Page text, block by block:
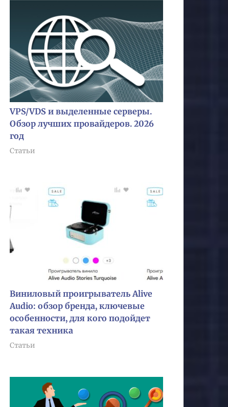
VPS/VDS и выделенные серверы.
Обзор лучших провайдеров. 2026
год
Статьи
Виниловый проигрыватель Alive
Audio: обзор бренда, ключевые
особенности, для кого подойдет
такая техника
Статьи